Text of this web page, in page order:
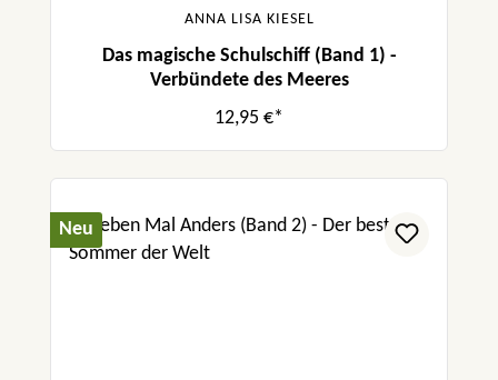
ANNA LISA KIESEL
Das magische Schulschiff (Band 1) -
Verbündete des Meeres
12,95 €*
Neu